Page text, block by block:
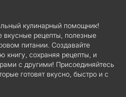
кулинарный помощник!
вкусные рецепты, полезные
питании. Создавайте
книгу, сохраняя рецепты, и
с другими! Присоединяйтесь
готовят вкусно, быстро и с